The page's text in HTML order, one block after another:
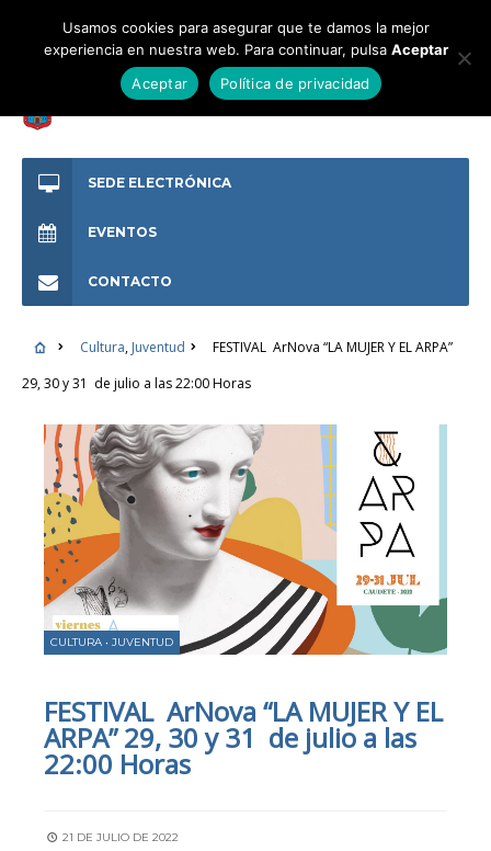
SEDE ELECTRÓNICA
EVENTOS
CONTACTO
Cultura, Juventud
FESTIVAL ArNova “LA MUJER Y EL ARPA”
29, 30 y 31 de julio a las 22:00 Horas
CULTURA • JUVENTUD
FESTIVAL ArNova “LA MUJER Y EL
ARPA” 29, 30 y 31 de julio a las
22:00 Horas
21 DE JULIO DE 2022
Usamos cookies para asegurar que te damos la mejor
experiencia en nuestra web. Para continuar, pulsa Aceptar
Aceptar
Política de privacidad